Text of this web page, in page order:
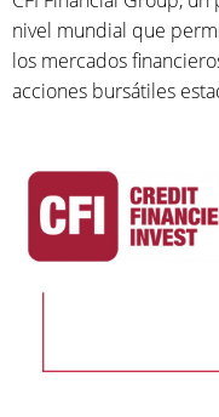
nivel mundial que
los mercados
acciones bursátiles